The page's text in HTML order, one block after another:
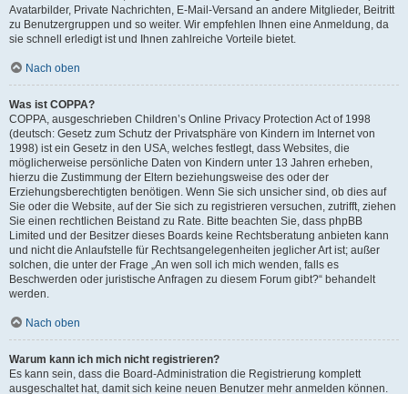
Avatarbilder, Private Nachrichten, E-Mail-Versand an andere Mitglieder, Beitritt
zu Benutzergruppen und so weiter. Wir empfehlen Ihnen eine Anmeldung, da
sie schnell erledigt ist und Ihnen zahlreiche Vorteile bietet.
Nach oben
Was ist COPPA?
COPPA, ausgeschrieben Children’s Online Privacy Protection Act of 1998
(deutsch: Gesetz zum Schutz der Privatsphäre von Kindern im Internet von
1998) ist ein Gesetz in den USA, welches festlegt, dass Websites, die
möglicherweise persönliche Daten von Kindern unter 13 Jahren erheben,
hierzu die Zustimmung der Eltern beziehungsweise des oder der
Erziehungsberechtigten benötigen. Wenn Sie sich unsicher sind, ob dies auf
Sie oder die Website, auf der Sie sich zu registrieren versuchen, zutrifft, ziehen
Sie einen rechtlichen Beistand zu Rate. Bitte beachten Sie, dass phpBB
Limited und der Besitzer dieses Boards keine Rechtsberatung anbieten kann
und nicht die Anlaufstelle für Rechtsangelegenheiten jeglicher Art ist; außer
solchen, die unter der Frage „An wen soll ich mich wenden, falls es
Beschwerden oder juristische Anfragen zu diesem Forum gibt?“ behandelt
werden.
Nach oben
Warum kann ich mich nicht registrieren?
Es kann sein, dass die Board-Administration die Registrierung komplett
ausgeschaltet hat, damit sich keine neuen Benutzer mehr anmelden können.